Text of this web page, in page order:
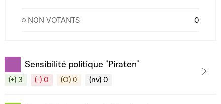
NON VOTANTS 0
Sensibilité politique "Piraten"
(+) 3 (-) 0 (O) 0 (nv) 0